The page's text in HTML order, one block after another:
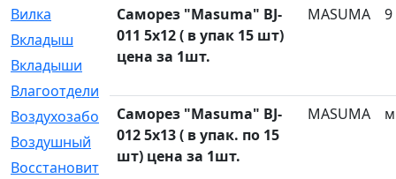
Вилка
[15]
Вкладыш
[41]
Вкладыши
[1131]
Влагоотделитель
[2]
Воздухозаборник
[2]
Воздушный
[1]
Восстановительный
[1]
Саморез "Masuma" BJ-
011 5x12 ( в упак 15 шт)
цена за 1шт.
MASUMA 9
Саморез "Masuma" BJ-
012 5x13 ( в упак. по 15
шт) цена за 1шт.
MASUMA